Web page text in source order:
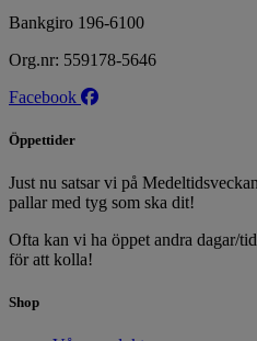
Bankgiro 196-6100
Org.nr: 559178-5646
Facebook
Öppettider
Just nu satsar vi på
pallar med tyg som ska dit!
Ofta kan vi ha öppet andra dagar/
för att kolla!
Shop